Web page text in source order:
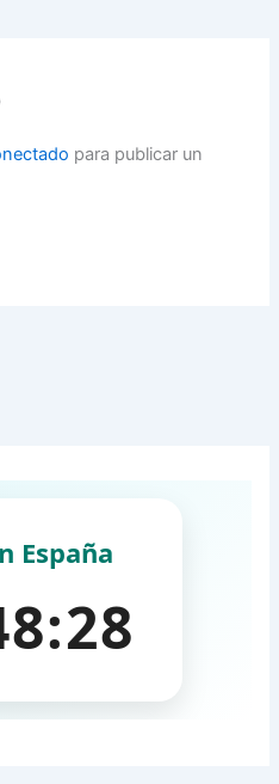
para publicar un